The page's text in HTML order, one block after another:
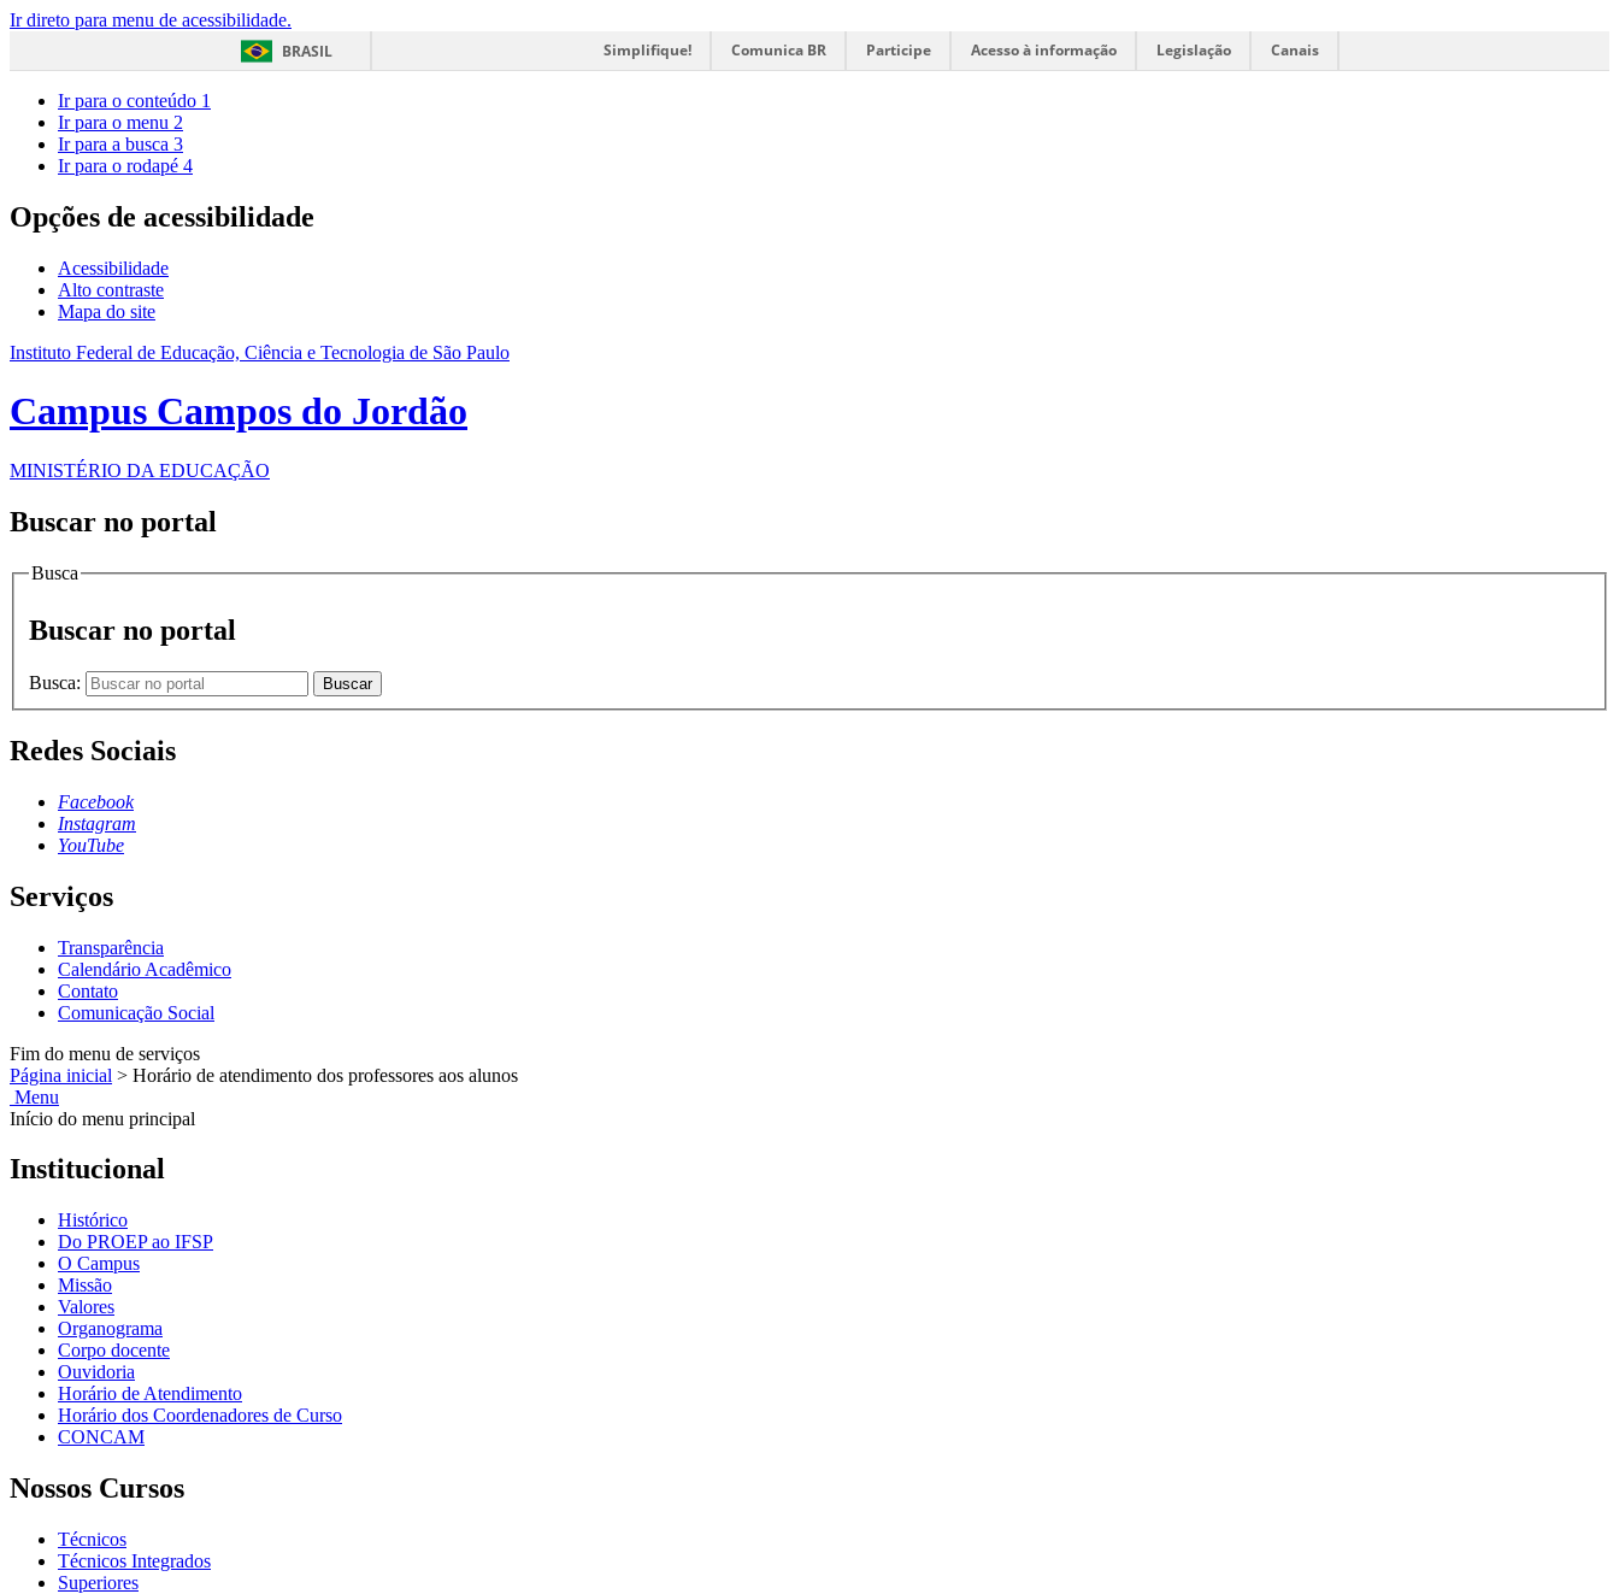
Ir direto para menu de acessibilidade.
BRASIL
Simplifique! Comunica BR Participe Acesso à informação Legislação Canais
Ir para o conteúdo 1
Ir para o menu 2
Ir para a busca 3
Ir para o rodapé 4
Opções de acessibilidade
Acessibilidade
Alto contraste
Mapa do site
Instituto Federal de Educação, Ciência e Tecnologia de São Paulo
Campus Campos do Jordão
MINISTÉRIO DA EDUCAÇÃO
Buscar no portal
Busca
Buscar no portal
Busca: Buscar
Redes Sociais
Facebook
Instagram
YouTube
Serviços
Transparência
Calendário Acadêmico
Contato
Comunicação Social
Fim do menu de serviços
Página inicial > Horário de atendimento dos professores aos alunos
Menu
Início do menu principal
Institucional
Histórico
Do PROEP ao IFSP
O Campus
Missão
Valores
Organograma
Corpo docente
Ouvidoria
Horário de Atendimento
Horário dos Coordenadores de Curso
CONCAM
Nossos Cursos
Técnicos
Técnicos Integrados
Superiores